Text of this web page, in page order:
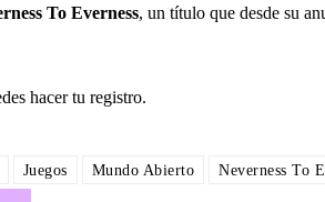
To Everness, un título que desde su
hacer tu registro.
Juegos Mundo Abierto Neverness To